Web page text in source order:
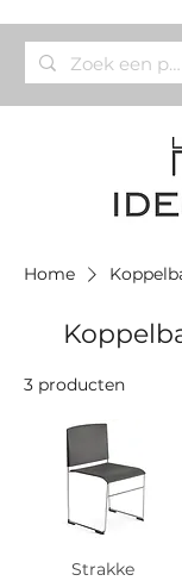
Home
3 producten
Strakke